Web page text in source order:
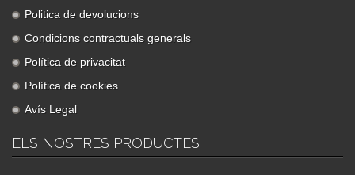
Politica de devolucions
Condicions contractuals generals
Política de privacitat
Política de cookies
Avís Legal
ELS NOSTRES PRODUCTES